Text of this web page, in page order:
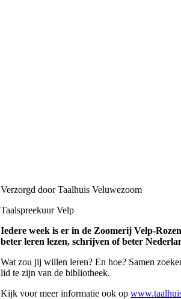
Verzorgd door Taalhuis Veluwezoom
Taalspreekuur Velp
Iedere week is er in de Zoomerij Velp-
beter leren lezen, schrijven of beter
Wat zou jij willen leren? En hoe? Samen
lid te zijn van de bibliotheek.
Kijk voor meer informatie ook op